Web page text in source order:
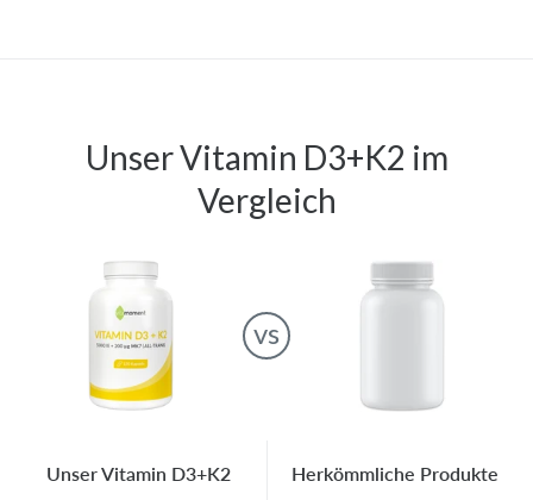
UnserVitamin D3+K2 im
Vergleich
vs
UnserVitamin D3+K2 Herkömmliche Produkte